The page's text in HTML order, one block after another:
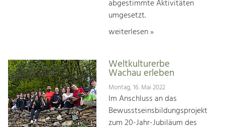
abgestimmte Aktivitäten
umgesetzt.
weiterlesen »
Weltkulturerbe
Wachau erleben
Montag, 16. Mai 2022
Im Anschluss an das
Bewusstseinsbildungsprojekt
zum 20-Jahr-Jubiläum des